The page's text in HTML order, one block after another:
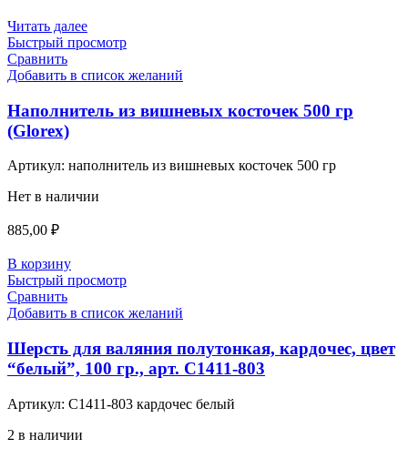
Читать далее
Быстрый просмотр
Сравнить
Добавить в список желаний
Наполнитель из вишневых косточек 500 гр
(Glorex)
Артикул: наполнитель из вишневых косточек 500 гр
Нет в наличии
885,00 ₽
В корзину
Быстрый просмотр
Сравнить
Добавить в список желаний
Шерсть для валяния полутонкая, кардочес, цвет
“белый”, 100 гр., арт. С1411-803
Артикул: С1411-803 кардочес белый
2 в наличии